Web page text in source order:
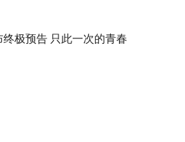
极预告 只此一次的青春